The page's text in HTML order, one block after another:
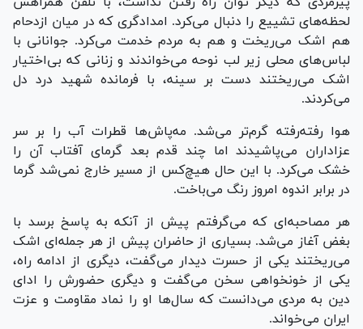
لحظه‌های تشییع را دنبال می‌کرد. امدادگری که در میان ازدحام
هم اشک می‌ریخت و هم به مردم خدمت می‌کرد. جوانانی با
لباس‌های محلی زیر لب نوحه می‌خواندند و زنانی که بی‌اختیار
اشک می‌ریختند دست بر سینه، با فرمانده شهید درد دل
می‌کردند.
هوا رفته‌رفته گرم‌تر می‌شد. مه‌پاش‌ها قطرات آب را بر سر
عزاداران می‌پاشیدند اما چند قدم بعد گرمای آفتاب آن را
خشک می‌کرد. با این حال هیچ‌کس از مسیر خارج نمی‌شد گرما
در برابر اندوه امروز رنگ می‌باخت.
هر مصاحبه‌ای که می‌گرفتم پیش از آنکه به پاسخ برسد با
بغض آغاز می‌شد. بسیاری از حاضران پیش از هر جمله‌ای اشک
می‌ریختند یکی از حسرت دیدار می‌گفت، دیگری از ادامه راه،
یکی از خونخواهی سخن می‌گفت و دیگری حضورش را ادای
دین به مردی می‌دانست که سال‌ها او را نماد مقاومت و عزت
ایران می‌خواند.